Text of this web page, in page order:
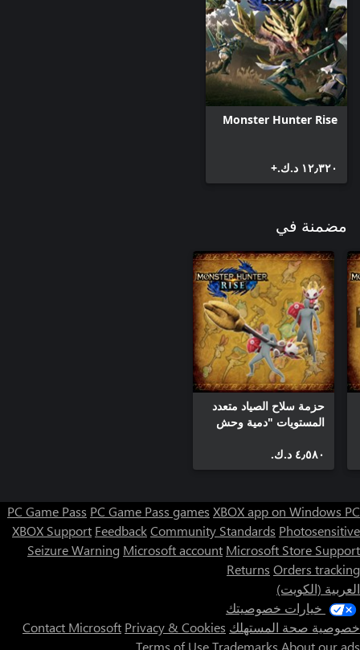
Monster Hunter Rise
١٢٫٣٢٠ د.ك.‏+
مضمنة في
حزمة سلاح الصياد متعدد
المستويات "دمية وحش
٤٫٥٨٠ د.ك.‏
PC Game Pass PC Game Pass games XBOX app on Windows PC
XBOX Support FeedbackCommunity Standards Photosensitive
Seizure Warning Microsoft account Microsoft Store Support
Returns Orders tracking
العربية (الكويت)
خيارات خصوصيتك
خصوصية صحة المستهلك
Contact Microsoft Privacy & Cookies
Terms of UseTrademarks About our ads